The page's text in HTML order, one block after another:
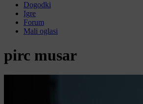
Dogodki
Igre
Forum
Mali oglasi
pirc musar